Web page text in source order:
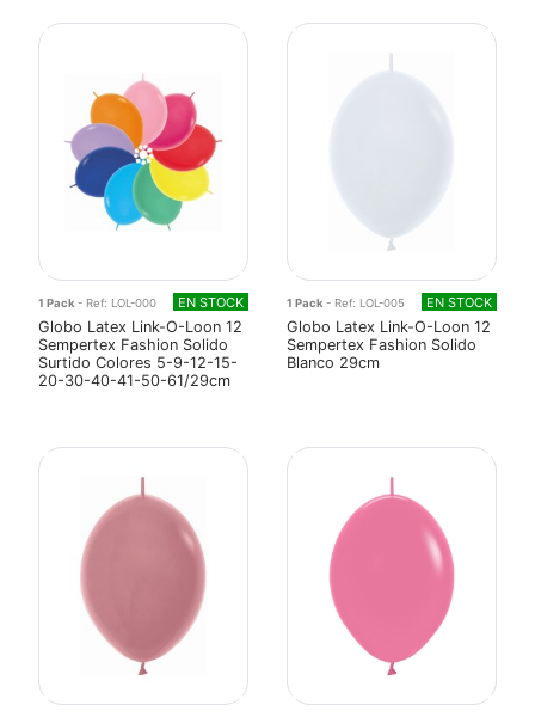
1 Pack- Ref: LOL-000 EN STOCK
Globo Latex Link-O-Loon 12
Sempertex Fashion Solido
Surtido Colores 5-9-12-15-
20-30-40-41-50-61/29cm
1 Pack- Ref: LOL-005 EN STOCK
Globo Latex Link-O-Loon 12
Sempertex Fashion Solido
Blanco 29cm